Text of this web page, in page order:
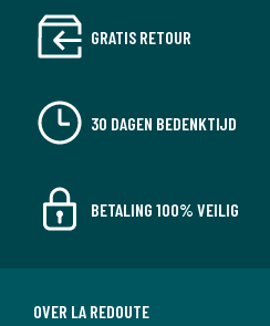
GRATIS RETOUR
30 DAGEN BEDENKTIJD
BETALING 100% VEILIG
OVER LA REDOUTE